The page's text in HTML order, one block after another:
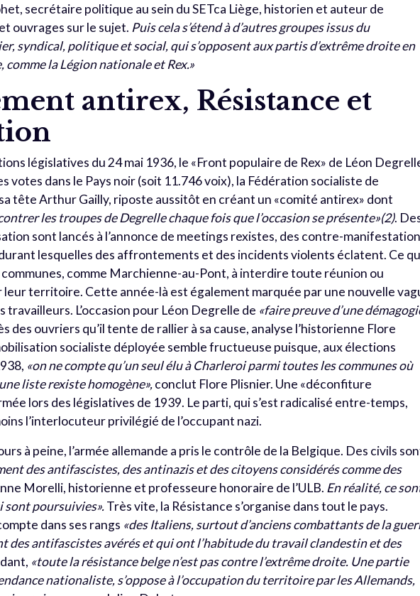
secrétaire politique au sein du SETca Liège, historien et auteur de
ouvrages sur le sujet. Puis cela s’étend à d’autres groupes issus du
syndical, politique et social, qui s’opposent aux partis d’extrême droite en
comme la Légion nationale et Rex.»
antirex, Résistance et
législatives du 24 mai 1936, le «Front populaire de Rex» de Léon
votes dans le Pays noir (soit 11.746 voix), la Fédération socialiste de
tête Arthur Gailly, riposte aussitôt en créant un «comité antirex» dont
les troupes de Degrelle chaque fois que l’occasion se présente»(2).
sont lancés à l’annonce de meetings rexistes, des contre-
lesquelles des affrontements et des incidents violents éclatent. Ce
comme Marchienne-au-Pont, à interdire toute réunion ou
territoire. Cette année-là est également marquée par une nouvelle
travailleurs. L’occasion pour Léon Degrelle de «faire preuve d’une
des ouvriers qu’il tente de rallier à sa cause, analyse l’historienne Flore
socialiste déployée semble fructueuse puisque, aux élections
«on ne compte qu’un seul élu à Charleroi parmi toutes les communes où
liste rexiste homogène»,conclut Flore Plisnier. Une «déconfiture
lors des législatives de 1939. Le parti, qui s’est radicalisé entre-temps,
l’interlocuteur privilégié de l’occupant nazi.
à peine, l’armée allemande a pris le contrôle de la Belgique. Des civils
des antifascistes, des antinazis et des citoyens considérés comme des
Morelli, historienne et professeure honoraire de l’ULB. En réalité, ce
sont poursuivies».Très vite, la Résistance s’organise dans tout le pays.
dans ses rangs «des Italiens, surtout d’anciens combattants de la
des antifascistes avérés et qui ont l’habitude du travail clandestin et des
«toute la résistance belge n’est pas contre l’extrême droite. Une partie
nationaliste, s’oppose à l’occupation du territoire par les Allemands,